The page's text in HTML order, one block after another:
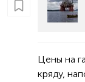
Цены на
кряду,